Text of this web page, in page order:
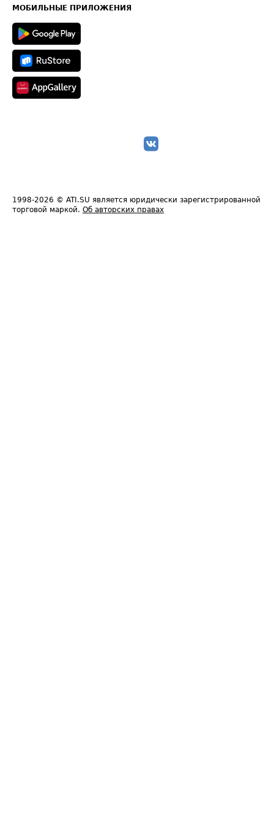
Техническая информация
МОБИЛЬНЫЕ ПРИЛОЖЕНИЯ
1998-2026 © ATI.SU является юридически зарегистрированной
торговой маркой. Об авторских правах